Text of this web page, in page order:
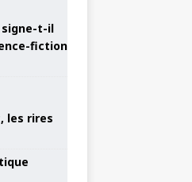
signe-t-il
fiction
les rires